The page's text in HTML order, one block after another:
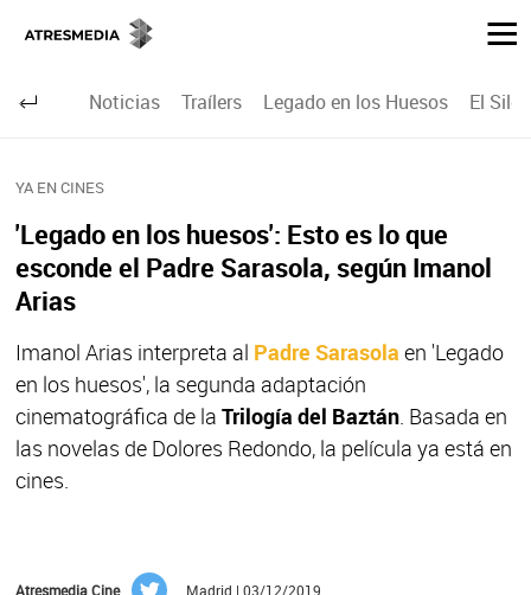
Noticias Traílers Legado en los Huesos El
YA EN CINES
'Legado en los huesos': Esto es lo que
esconde el Padre Sarasola, según Imanol
Arias
Imanol Arias interpreta al Padre Sarasola en 'Legado
en los huesos', la segunda adaptación
cinematográfica de la Trilogía del Baztán. Basada en
las novelas de Dolores Redondo, la película ya está en
cines.
Atresmedia Cine Madrid | 03/12/2019